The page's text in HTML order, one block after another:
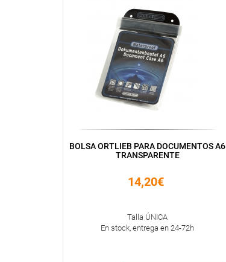
BOLSA ORTLIEB PARA DOCUMENTOS A6
TRANSPARENTE
14,20€
Talla ÚNICA
En stock, entrega en 24-72h